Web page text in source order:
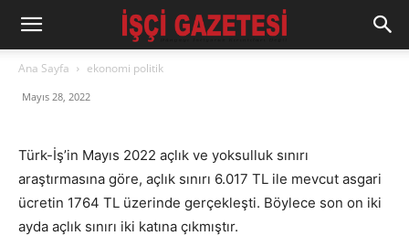
Ana Sayfa ekonomi politik
Mayıs 28, 2022
Türk-İş’in Mayıs 2022 açlık ve yoksulluk sınırı
araştırmasına göre, açlık sınırı 6.017 TL ile mevcut asgari
ücretin 1764 TL üzerinde gerçekleşti. Böylece son on iki
ayda açlık sınırı iki katına çıkmıştır.